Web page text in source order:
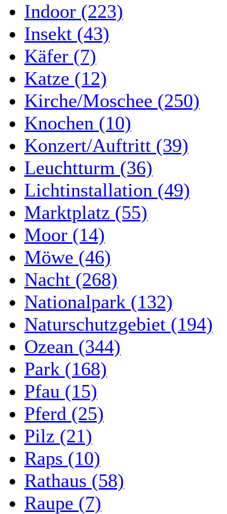
Indoor (223)
Insekt (43)
Käfer (7)
Katze (12)
Kirche/Moschee (250)
Knochen (10)
Konzert/Auftritt (39)
Leuchtturm (36)
Lichtinstallation (49)
Marktplatz (55)
Moor (14)
Möwe (46)
Nacht (268)
Nationalpark (132)
Naturschutzgebiet (194)
Ozean (344)
Park (168)
Pfau (15)
Pferd (25)
Pilz (21)
Raps (10)
Rathaus (58)
Raupe (7)